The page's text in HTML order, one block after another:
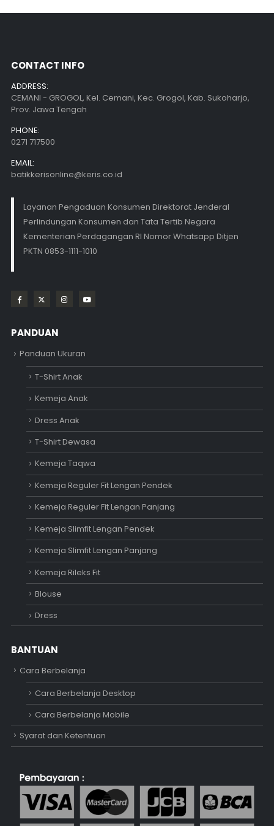
CONTACT INFO
ADDRESS:
CEMANI - GROGOL, Kel. Cemani, Kec. Grogol, Kab. Sukoharjo,
Prov. Jawa Tengah
PHONE:
0271 717500
EMAIL:
batikkerisonline@keris.co.id
Layanan Pengaduan Konsumen Direktorat Jenderal
Perlindungan Konsumen dan Tata Tertib Negara
Kementerian Perdagangan RI Nomor Whatsapp Ditjen
PKTN 0853-1111-1010
PANDUAN
Panduan Ukuran
T-Shirt Anak
Kemeja Anak
Dress Anak
T-Shirt Dewasa
Kemeja Taqwa
Kemeja Reguler Fit Lengan Pendek
Kemeja Reguler Fit Lengan Panjang
Kemeja Slimfit Lengan Pendek
Kemeja Slimfit Lengan Panjang
Kemeja Rileks Fit
Blouse
Dress
BANTUAN
Cara Berbelanja
Cara Berbelanja Desktop
Cara Berbelanja Mobile
Syarat dan Ketentuan